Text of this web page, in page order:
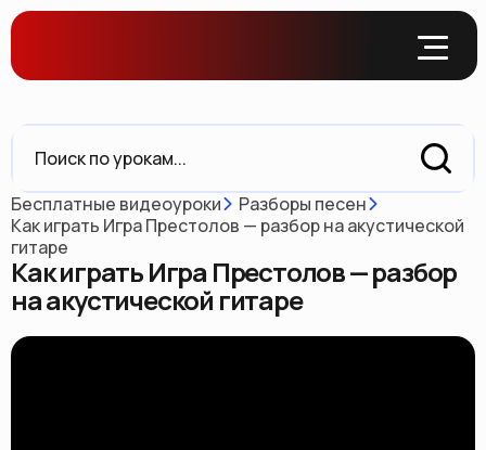
Бесплатные видеоуроки
Разборы песен
Как играть Игра Престолов — разбор на акустической
гитаре
Как играть Игра Престолов — разбор
на акустической гитаре